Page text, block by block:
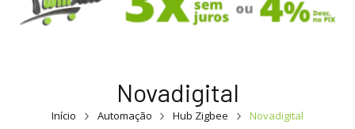
Novadigital
Início Automação Hub Zigbee Novadigital